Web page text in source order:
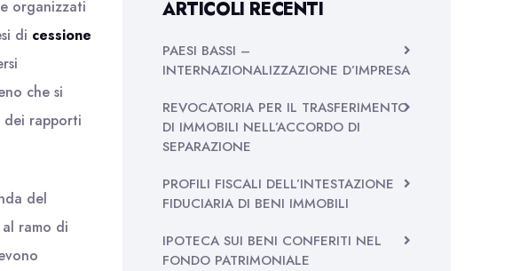
organizzati
di cessione
che si
rapporti
del
ramo di
ARTICOLI RECENTI
PAESI BASSI –
INTERNAZIONALIZZAZIONE D’IMPRESA
REVOCATORIA PER IL TRASFERIMENTO
DI IMMOBILI NELL’ACCORDO DI
SEPARAZIONE
PROFILI FISCALI DELL’INTESTAZIONE
FIDUCIARIA DI BENI IMMOBILI
IPOTECA SUI BENI CONFERITI NEL
FONDO PATRIMONIALE